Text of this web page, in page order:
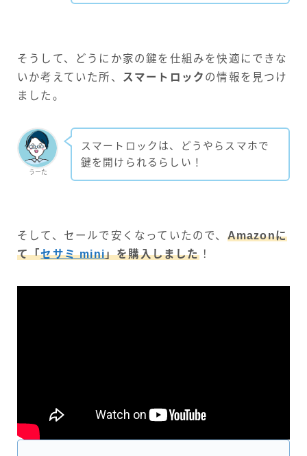
そうして、どうにか家の鍵を仕組みを快適にできな
いか考えていた所、
スマートロック の情報を見つけ
ました。
うーた
スマートロックは、どうやらスマホで
鍵を開けられるらしい！
そして、セールで安くなっていたので、 Amazonに
て「セサミ mini」を購入しました！